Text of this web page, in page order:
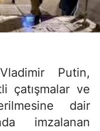
Putin,
çatışmalar ve
dair
imzalanan